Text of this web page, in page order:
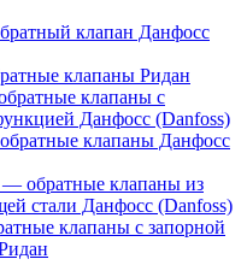
клапан Данфосс
клапаны Ридан
клапаны с
Данфосс (Danfoss)
клапаны Данфосс
обратные клапаны из
стали Данфосс (Danfoss)
клапаны с запорной